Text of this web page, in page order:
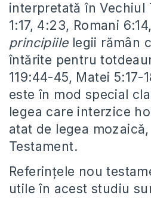
interpretată în Vechiul
1:17, 4:23, Romani
principiile legii rămân
întărite pentru
119:44-45, Matei 5:17-
este în mod special
legea care interzice
atat de legea
Testament.
Referințele nou
utile în acest studiu